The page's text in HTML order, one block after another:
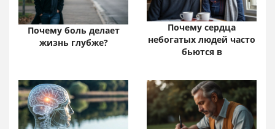
Почему боль делает
жизнь глубже?
Почему сердца
небогатых людей часто
бьются в